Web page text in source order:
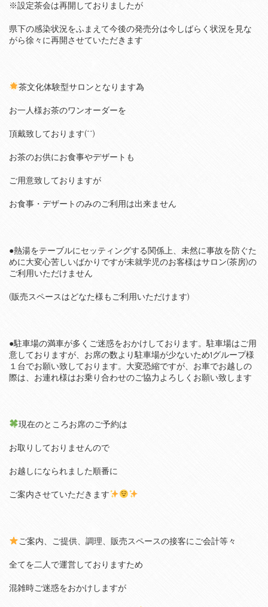
※設定茶会は再開しておりましたが
県下の感染状況をふまえて今後の発売分は今しばらく状況を見な
がら徐々に再開させていただきます
茶文化体験型サロンとなります為
お一人様お茶のワンオーダーを
頂戴致しております(^^)
お茶のお供にお食事やデザートも
ご用意致しておりますが
お食事・デザートのみのご利用は出来ません
●熱湯をテーブルにセッティングする関係上、未然に事故を防ぐた
めに大変心苦しいばかりですが未就学児のお客様はサロン(茶房)の
ご利用いただけません
(販売スペースはどなた様もご利用いただけます)
●駐車場の満車が多くご迷惑をおかけしております。駐車場はご用
意しておりますが、お席の数より駐車場が少ないため1グループ様
１台でお願い致しております。大変恐縮ですが、お車でお越しの
際は、お連れ様はお乗り合わせのご協力よろしくお願い致します
現在のところお席のご予約は
お取りしておりませんので
お越しになられました順番に
ご案内させていただきます
ご案内、ご提供、調理、販売スペースの接客にご会計等々
全てを二人で運営しておりますため
混雑時ご迷惑をおかけしますが